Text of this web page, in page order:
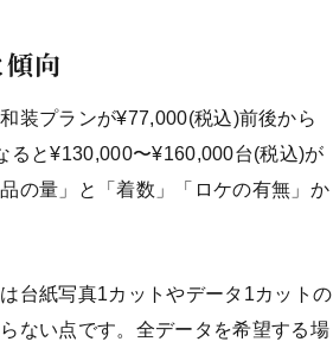
向
装プランが¥77,000(税込)前後から
ると¥130,000〜¥160,000台(税込)が
の量」と「着数」「ロケの有無」か
台紙写真1カットやデータ1カットの
ない点です。全データを希望する場